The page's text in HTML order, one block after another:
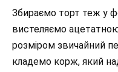
Збираємо торт теж у
вистеляємо
розміром звичайний
кладемо корж, який